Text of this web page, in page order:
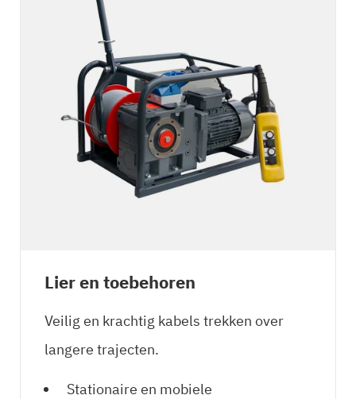
Lier en toebehoren
Veilig en krachtig kabels trekken over
langere trajecten.
Stationaire en mobiele